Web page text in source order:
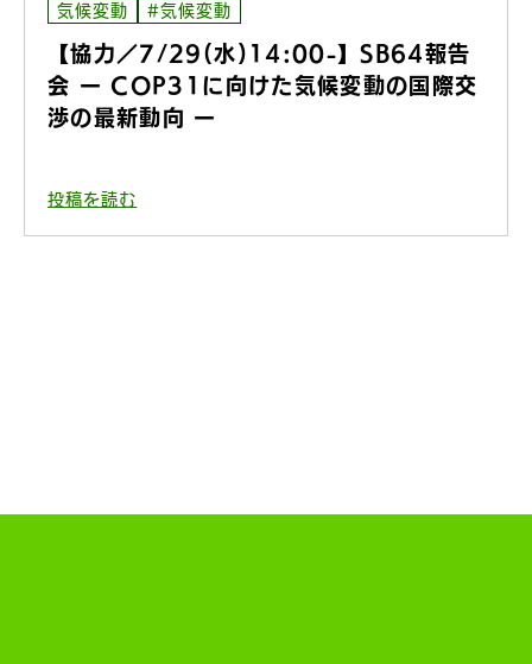
気候変動 #気候変動
【協力／7/29(水)14:00-】SB64報告
会 ー COP31に向けた気候変動の国際交
渉の最新動向 ー
投稿を読む